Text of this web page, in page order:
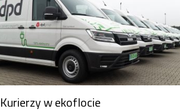
Kurierzy w ekoflocie